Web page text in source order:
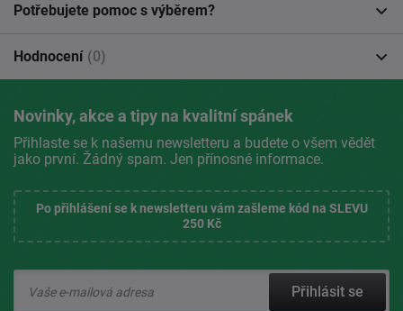
Potřebujete pomoc s výběrem?
Hodnocení (0)
Novinky, akce a tipy na kvalitní spánek
Přihlaste se k našemu newsletteru a budete o všem vědět
jako první. Žádný spam. Jen přínosné informace.
Po přihlášení se k newsletteru vám zašleme kód na SLEVU
250 Kč
Přihlásit se